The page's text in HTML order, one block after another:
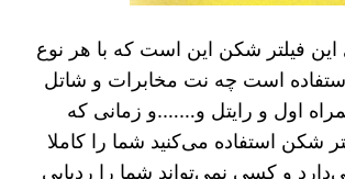
این فیلتر شکن این است که با هر نوع
استفاده است چه نت مخابرات و شاتل
اول و رایتل و…….و زمانی که
شکن استفاده می‌کنید شما را کاملا
و کسی نمی‌تواند شما را ردیابی